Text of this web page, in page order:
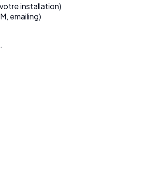
installation)
emailing)